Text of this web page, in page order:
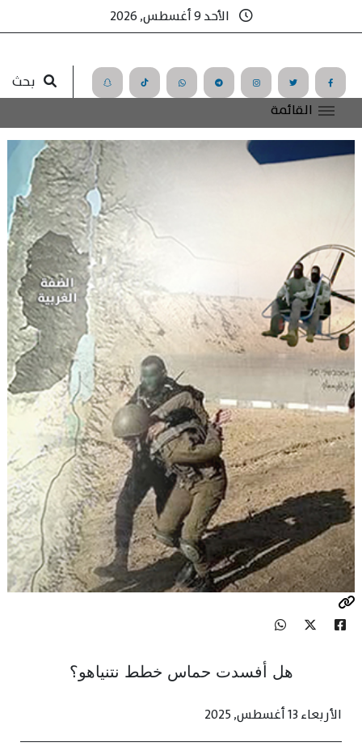
الأحد 9 أغسطس, 2026
بحث
القائمة
هل أفسدت حماس خطط نتنياهو؟
الأربعاء 13 أغسطس, 2025